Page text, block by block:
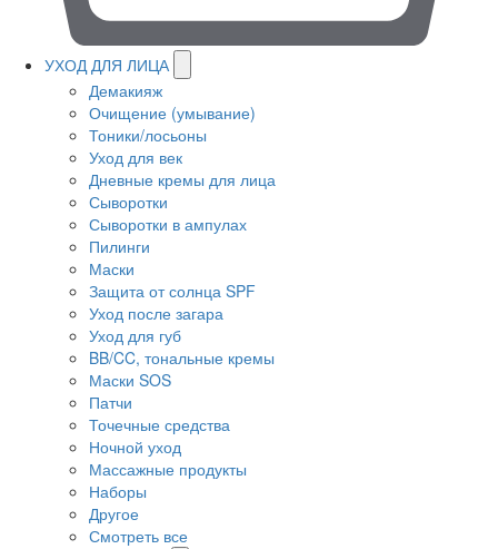
УХОД ДЛЯ ЛИЦА
Демакияж
Очищение (умывание)
Тоники/лосьоны
Уход для век
Дневные кремы для лица
Сыворотки
Сыворотки в ампулах
Пилинги
Маски
Защита от солнца SPF
Уход после загара
Уход для губ
BB/CC, тональные кремы
Маски SOS
Патчи
Точечные средства
Ночной уход
Массажные продукты
Наборы
Другое
Смотреть все